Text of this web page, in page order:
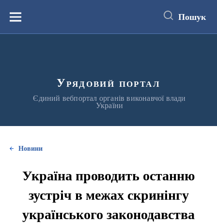
вмістуМеню Пошук
Урядовий портал
Єдиний вебпортал органів виконавчої влади
України
Новини
Україна проводить останню
зустріч в межах скринінгу
українського законодавства